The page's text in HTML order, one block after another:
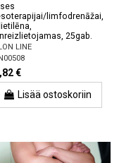
limfodrenāžai,
25gab.
LINE
€
Lisää ostoskoriin